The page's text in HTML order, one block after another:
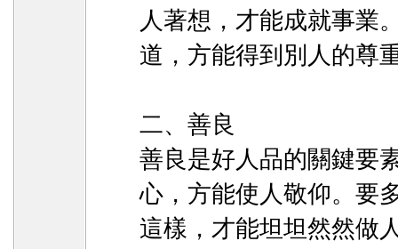
人著想，才能成就事業
道，方能得到別人的尊
二、善良
善良是好人品的關鍵要
心，方能使人敬仰。要
這樣，才能坦坦然然做